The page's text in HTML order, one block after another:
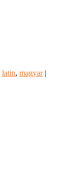
latin, magyar |